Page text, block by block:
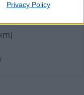
Privacy Policy